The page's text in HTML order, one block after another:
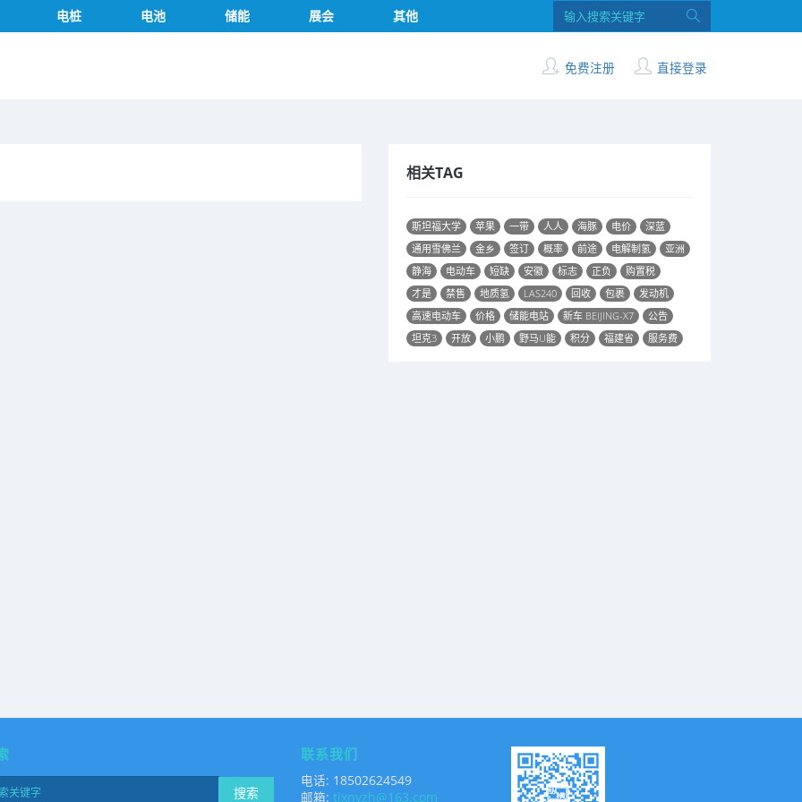
电桩 电池 储能 展会 其他
免费注册 直接登录
相关TAG
斯坦福大学 苹果 一带 人人 海豚 电价
深蓝
通用雪佛兰
金乡 签订 概率 前途 电解制氢
亚洲
静海
电动车 短缺 安徽 标志 正负
购置税
才是
禁售 地质氢 LAS240 回收 包裹
发动机
高速电动车
价格 储能电站 新车 BEIJING-X7
公告
坦克3
开放 小鹏 野马U能 积分 福建省 服务费
搜索
联系我们
电话: 18502624549
邮箱:tjxnyzh@163.com